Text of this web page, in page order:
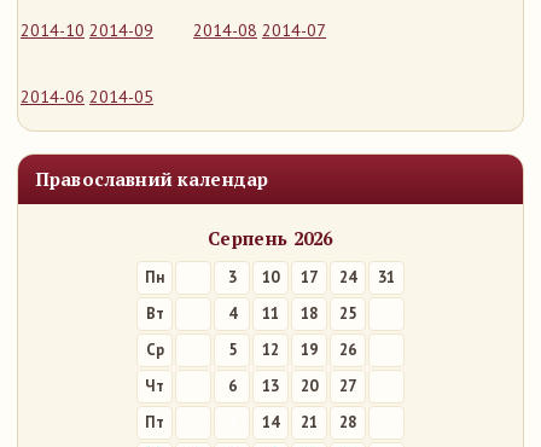
2014-10 2014-09 2014-08 2014-07
2014-06 2014-05
Православний календар
Серпень 2026
Пн 3 10 17 24
31
Вт
4 11 18
25
Ср
5 12 19
26
Чт
6 13 20
27
Пт
14 21
28